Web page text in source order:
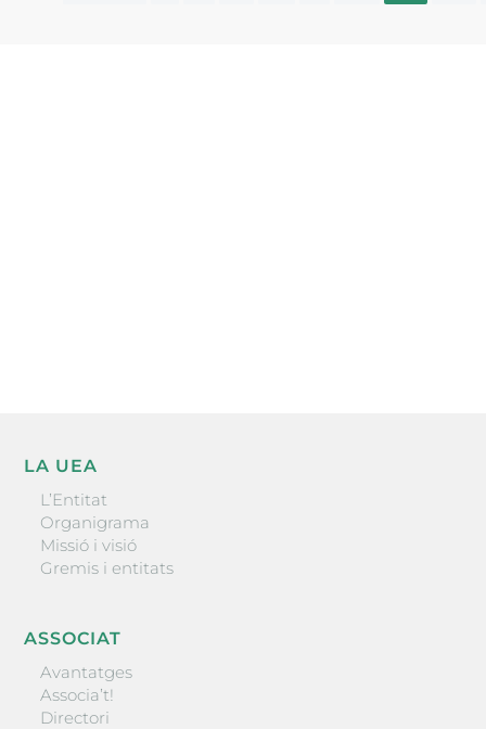
LA UEA
L’Entitat
Organigrama
Missió i visió
Gremis i entitats
ASSOCIAT
Avantatges
Associa’t!
Directori